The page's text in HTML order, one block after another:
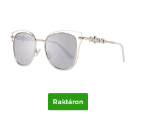
Raktáron